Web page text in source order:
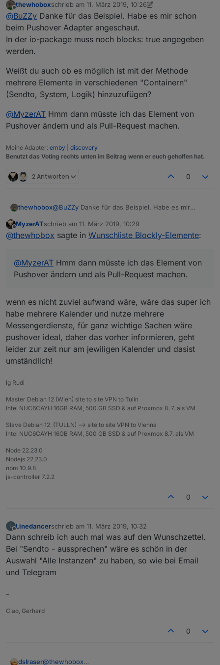
@MyzerAT Ich finde das Element bei mir gar nicht.
Muss ich dafür den Adapter installieren?
Ah okay. Tatsache! Wusste ich auch noch nicht,
Jeder Adapter kann seine eigenen Blocks "liefern"..
Hier das Beispiel aus dem Telegram-Adapter:
sGruß
Offline
thewhoboxschrieb am 11. März 2019, 10:26
zuletzt editiert von thewhobox3. Nov. 2019, 11:27
@BuZZy Danke für das Beispiel. Habe es mir schon
beim Pushover Adapter angeschaut.
In der io-package muss noch blocks: true angegeben
werden.
Weißt du auch ob es möglich ist mit der Methode
mehrere Elemente in verschiedenen "Containern"
(Sendto, System, Logik) hinzuzufügen?
@MyzerAT Hmm dann müsste ich das Element von
Pushover ändern und als Pull-Request machen.
Meine Adapter: emby
discovery
Benutzt das Voting rechts unten im Beitrag wenn er euch geholfen hat.
2 Antworten 0
thewhobox@BuZZy Danke für das Beispiel. Habe es mir
In der io-package muss noch blocks: true
angegeben werden.
Weißt du auch ob es möglich ist mit der Methode
mehrere Elemente in verschiedenen "Containern"
Offline
MyzerATschrieb am 11. März 2019, 10:29
zuletzt editiert von
@thewhobox sagte in Wunschliste Blockly-Elemente:
@MyzerAT Hmm dann müsste ich das Element von
Pushover ändern und als Pull-Request machen.
wenn es nicht zuviel aufwand wäre, wäre das super ich
habe mehrere Kalender und nutze mehrere
Messengerdienste, für ganz wichtige Sachen wäre
pushover ideal, daher das vorher informieren, geht
leider zur zeit nur am jewiligen Kalender und dasist
umständlich!
lg Rudi
Master Debian 12 (Wien) site to site VPN to Tulln
Intel NUC6CAYH 16GB RAM, 500 GB SSD & auf Proxmox 8. 7. als VM
Slave Debian 12. (TULLN) --> site to site VPN to Vienna
Intel NUC6CAYH 16GB RAM, 500 GB SSD & auf Proxmox 8.7. als VM
Node 22.23.0
Nodejs 22.23.0
npm 10.9.8
js-controller 7.2.2
0
L Linedancerschrieb am 11. März 2019, 10:32
zuletzt editiert von
Dann schreib ich auch mal was auf den Wunschzettel.
Bei "Sendto - aussprechen" wäre es schön in der
Auswahl "Alle Instanzen" zu haben, so wie bei Email
und Telegram
–
Ciao, Gerhard
0
dslraser@thewhobox